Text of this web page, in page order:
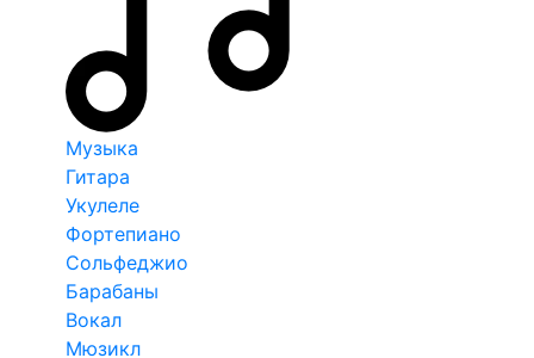
Музыка
Гитара
Укулеле
Фортепиано
Сольфеджио
Барабаны
Вокал
Мюзикл